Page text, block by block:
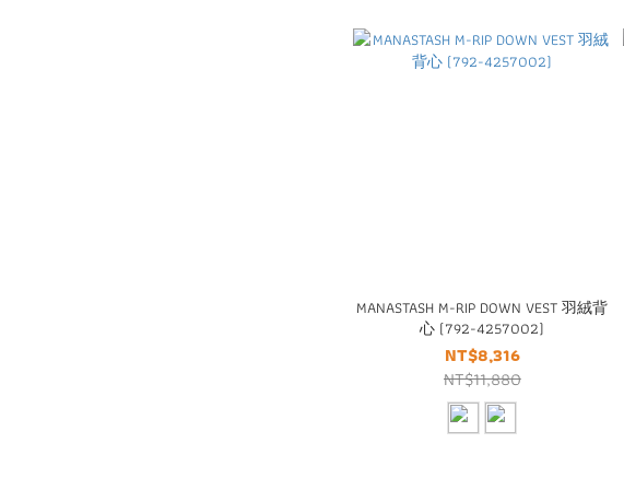
MANASTASH M-RIP DOWN VEST 羽絨背
心 (792-4257002)
NT$8,316
NT$11,880